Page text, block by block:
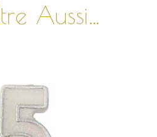
Aussi…